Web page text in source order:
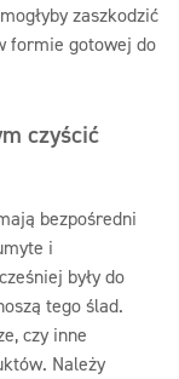
zaszkodzić
formie gotowej do
czyścić
bezpośredni
i
były do
tego ślad.
czy inne
Należy